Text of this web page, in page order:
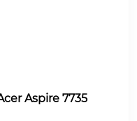
Aspire 7735